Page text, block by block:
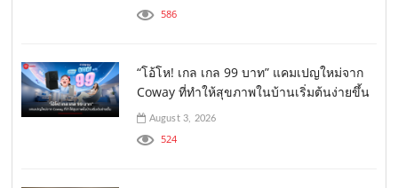
586
“โอ้โห! เกล เกล 99 บาท” แคมเปญใหม่จาก
Coway ที่ทำให้สุขภาพในบ้านเริ่มต้นง่ายขึ้น
August 3, 2026
524